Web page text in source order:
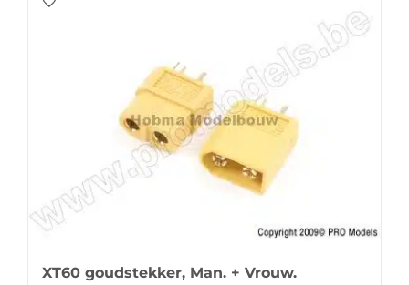
XT60 goudstekker, Man. + Vrouw.